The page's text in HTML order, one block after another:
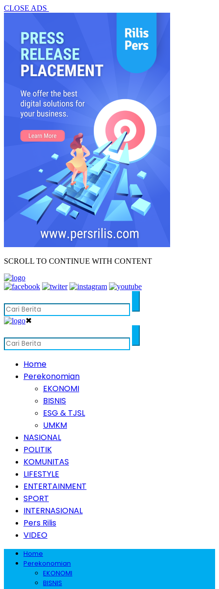
CLOSE ADS
SCROLL TO CONTINUE WITH CONTENT
✖
Home
Perekonomian
EKONOMI
BISNIS
ESG & TJSL
UMKM
NASIONAL
POLITIK
KOMUNITAS
LIFESTYLE
ENTERTAINMENT
SPORT
INTERNASIONAL
Pers Rilis
VIDEO
Home
Perekonomian
EKONOMI
BISNIS